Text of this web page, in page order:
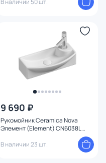
В наличии 50 шт.
9 690 ₽
Рукомойник Ceramica Nova
Элемент (Element) CN6038L
В наличии 23 шт.